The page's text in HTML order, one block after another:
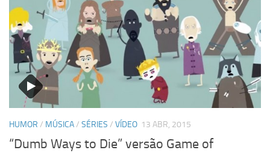
HUMOR / MÚSICA/ SÉRIES / VÍDEO 13 ABR, 2015
“Dumb Ways to Die” versão Game of